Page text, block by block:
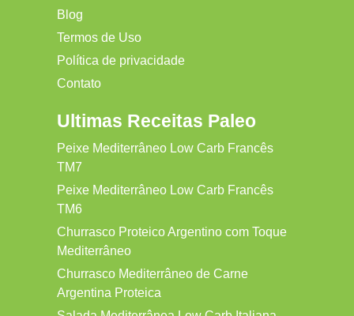
Blog
Termos de Uso
Política de privacidade
Contato
Ultimas Receitas Paleo
Peixe Mediterrâneo Low Carb Francês
TM7
Peixe Mediterrâneo Low Carb Francês
TM6
Churrasco Proteico Argentino com Toque
Mediterrâneo
Churrasco Mediterrâneo de Carne
Argentina Proteica